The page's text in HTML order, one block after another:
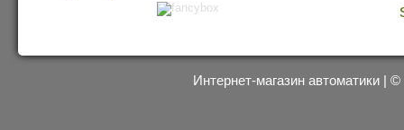
Интернет-магазин автоматики |